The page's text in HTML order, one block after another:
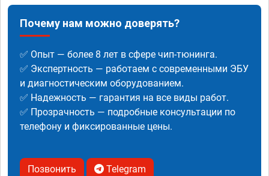
Почему нам можно доверять?
✅ Опыт — более 8 лет в сфере чип-тюнинга.
✅ Экспертность — работаем с современными ЭБУ
и диагностическим оборудованием.
✅ Надежность — гарантия на все виды работ.
✅ Прозрачность — подробные консультации по
телефону и фиксированные цены.
Позвонить Telegram